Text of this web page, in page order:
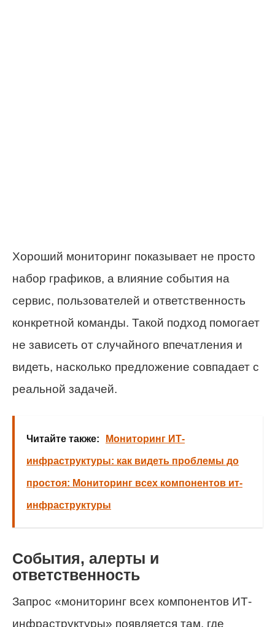
Хороший мониторинг показывает не просто
набор графиков, а влияние события на
сервис, пользователей и ответственность
конкретной команды. Такой подход помогает
не зависеть от случайного впечатления и
видеть, насколько предложение совпадает с
реальной задачей.
Читайте также: Мониторинг ИТ-
инфраструктуры: как видеть проблемы до
простоя: Мониторинг всех компонентов ит-
инфраструктуры
События, алерты и
ответственность
Запрос «мониторинг всех компонентов ИТ-
инфраструктуры» появляется там, где